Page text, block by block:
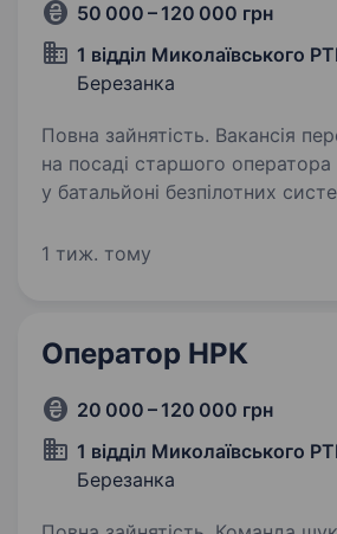
50 000 – 120 000 грн
1 відділ Миколаївського
Березанка
Повна зайнятість. Вакансія передбачає службу
на посаді старшого оператора
у батальйоні безпілотних
армійського корпусу
1 тиж. тому
Оператор НРК
20 000 – 120 000 грн
1 відділ Миколаївського
Березанка